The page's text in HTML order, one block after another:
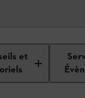
et